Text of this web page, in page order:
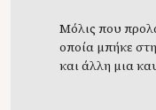
Μόλις που
οποία μπήκε
και άλλη μια